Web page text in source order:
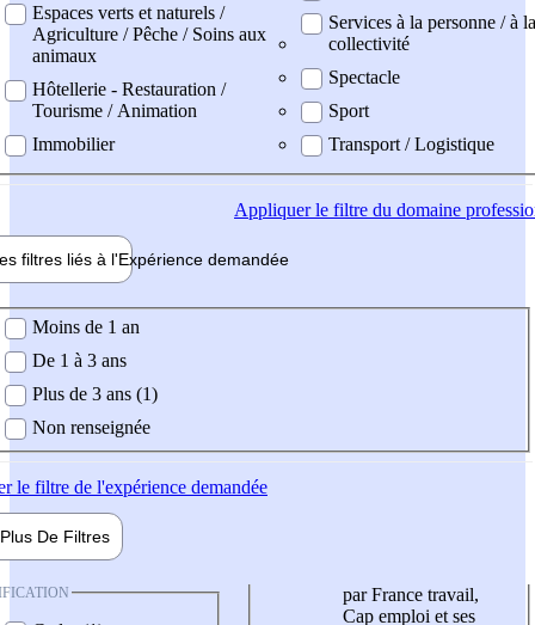
Espaces verts et naturels /
Agriculture / Pêche / Soins aux
animaux
Hôtellerie - Restauration /
Tourisme / Animation
Immobilier
Services à la personne / à la
collectivité
Spectacle
Sport
Transport / Logistique
Appliquerle filtre du domaine
filtres liés à l'Expérience demandée
demandée
Moins de 1 an
De 1 à 3 ans
Plus de 3 ans (1)
Non renseignée
le filtre de l'expérience demandée
Plus De Filtres
par France travail,
Cap emploi et ses